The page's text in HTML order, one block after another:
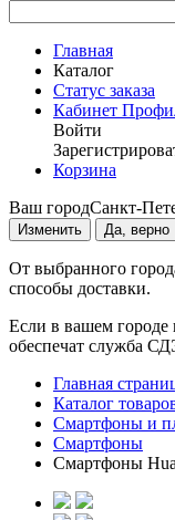
Главная
Каталог
Статус заказа
Кабинет
Войти
Корзина
Ваш городСанкт-
Изменить Да, верно
От выбранного
способы доставки.
Если в вашем городе
обеспечат служба
Главная
Каталог
Смартфоны и
Смартфоны
Смартфоны